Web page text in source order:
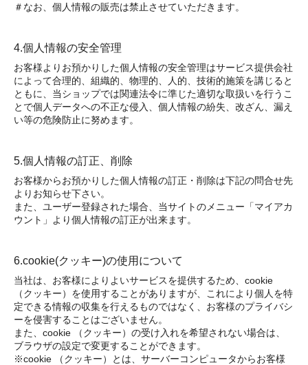
＃なお、個人情報の販売は禁止させていただきます。
4.個人情報の安全管理
お客様よりお預かりした個人情報の安全管理はサービス提供会社
によって合理的、組織的、物理的、人的、技術的施策を講じると
ともに、当ショップでは関連法令に準じた適切な取扱いを行うこ
とで個人データへの不正な侵入、個人情報の紛失、改ざん、漏え
い等の危険防止に努めます。
5.個人情報の訂正、削除
お客様からお預かりした個人情報の訂正・削除は下記の問合せ先
よりお知らせ下さい。
また、ユーザー登録された場合、当サイトのメニュー「マイアカ
ウント」より個人情報の訂正が出来ます。
6.cookie(クッキー)の使用について
当社は、お客様によりよいサービスを提供するため、cookie
（クッキー）を使用することがありますが、これにより個人を特
定できる情報の収集を行えるものではなく、お客様のプライバシ
ーを侵害することはございません。
また、cookie （クッキー）の受け入れを希望されない場合は、
ブラウザの設定で変更することができます。
※cookie （クッキー）とは、サーバーコンピュータからお客様